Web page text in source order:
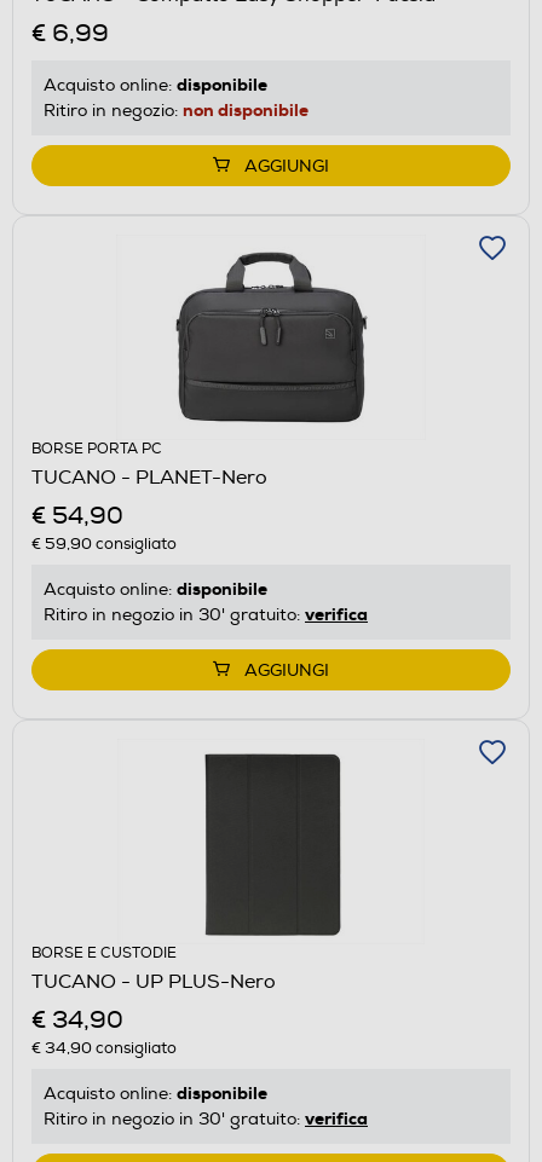
€ 6,99
Acquisto online: disponibile
Ritiro in negozio: non disponibile
AGGIUNGI
BORSE PORTA PC
TUCANO - PLANET-Nero
€ 54,90
€ 59,90consigliato
Acquisto online: disponibile
Ritiro in negozio in 30' gratuito: verifica
AGGIUNGI
BORSE E CUSTODIE
TUCANO - UP PLUS-Nero
€ 34,90
€ 34,90consigliato
Acquisto online: disponibile
Ritiro in negozio in 30' gratuito: verifica